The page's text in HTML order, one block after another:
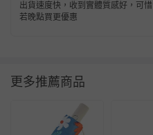
出貨速度快，收到實體質感好，可惜
若晚點買更優惠
更多推薦商品